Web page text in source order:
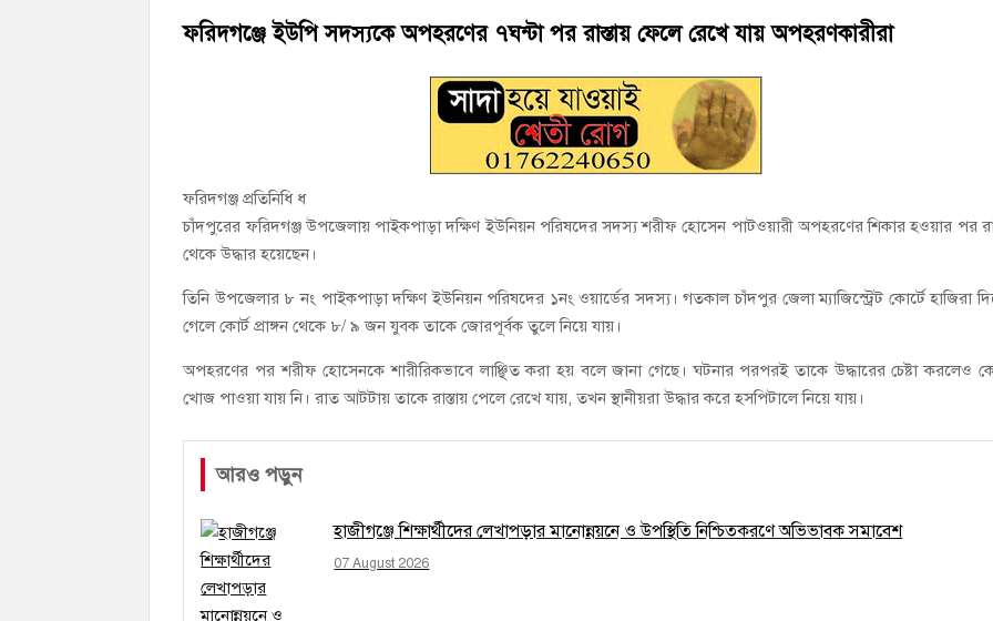
মতলব উত্তরে সোনালী লাইফ ইন্সুইরেন্স কোম্পানী লিমিটেডের মরণোত্তর চেক বিতরণ
ফরিদগঞ্জে ইউপি সদস্যকে অপহরণের ৭ঘন্টা পর রাস্তায় ফেলে রেখে যায় অপহরণকারীরা
ফরিদগঞ্জ প্রতিনিধি ধ
চাঁদপুরের ফরিদগঞ্জ উপজেলায় পাইকপাড়া দক্ষিণ ইউনিয়ন পরিষদের সদস্য শরীফ হোসেন পাটওয়ারী অপহরণের শিকার হওয়ার পর
থেকে উদ্ধার হয়েছেন।
তিনি উপজেলার ৮ নং পাইকপাড়া দক্ষিণ ইউনিয়ন পরিষদের ১নং ওয়ার্ডের সদস্য। গতকাল চাঁদপুর জেলা ম্যাজিস্ট্রেট কোর্টে হাজিরা
গেলে কোর্ট প্রাঙ্গন থেকে ৮/ ৯ জন যুবক তাকে জোরপূর্বক তুলে নিয়ে যায়।
অপহরণের পর শরীফ হোসেনকে শারীরিকভাবে লাঞ্ছিত করা হয় বলে জানা গেছে। ঘটনার পরপরই তাকে উদ্ধারের চেষ্টা করলেও
খোজ পাওয়া যায় নি। রাত আটটায় তাকে রাস্তায় পেলে রেখে যায়, তখন স্থানীয়রা উদ্ধার করে হসপিটালে নিয়ে যায়।
আরও পড়ুন
হাজীগঞ্জে শিক্ষার্থীদের লেখাপড়ার মানোন্নয়নে ও উপস্থিতি নিশ্চিতকরণে অভিভাবক সমাবেশ
07 August 2026